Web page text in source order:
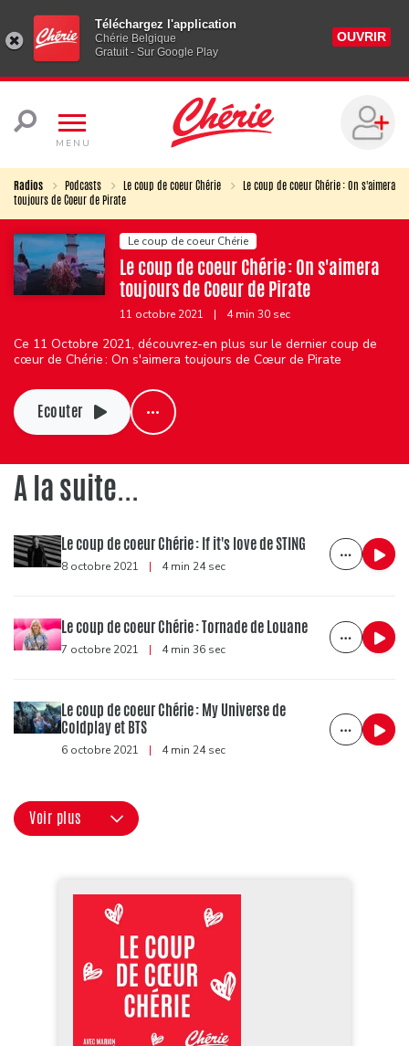
Téléchargez l'application
Chérie Belgique
Gratuit - Sur Google Play
OUVRIR
MENU
Radios Podcasts Le coup de coeur Chérie
Le coup de coeur Chérie : On s'aimera
toujours de Coeur de Pirate
Le coup de coeur Chérie
Le coup de coeur Chérie : On s'aimera
toujours de Coeur de Pirate
11 octobre 2021 | 4 min 30 sec
Ce 11 Octobre 2021, découvrez-en plus sur le dernier coup de
cœur de Chérie : On s'aimera toujours de Cœur de Pirate
Ecouter
A la suite...
Le coup de coeur Chérie : If it's love de STING
8 octobre 2021 | 4 min 24 sec
Le coup de coeur Chérie : Tornade de Louane
7 octobre 2021 | 4 min 36 sec
Le coup de coeur Chérie : My Universe de
Coldplay et BTS
6 octobre 2021 | 4 min 24 sec
Voir plus